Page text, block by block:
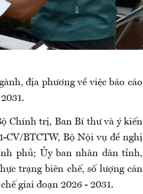
địa phương về việc báo cáo
Chính trị, Ban Bí thư và ý kiến
CV/BTCTW, Bộ Nội vụ đề nghị
phủ; Ủy ban nhân dân tỉnh,
trạng biên chế, số lượng cán
giai đoạn 2026 - 2031.